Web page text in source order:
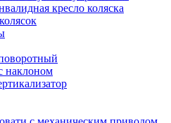
кресло коляска
наклоном